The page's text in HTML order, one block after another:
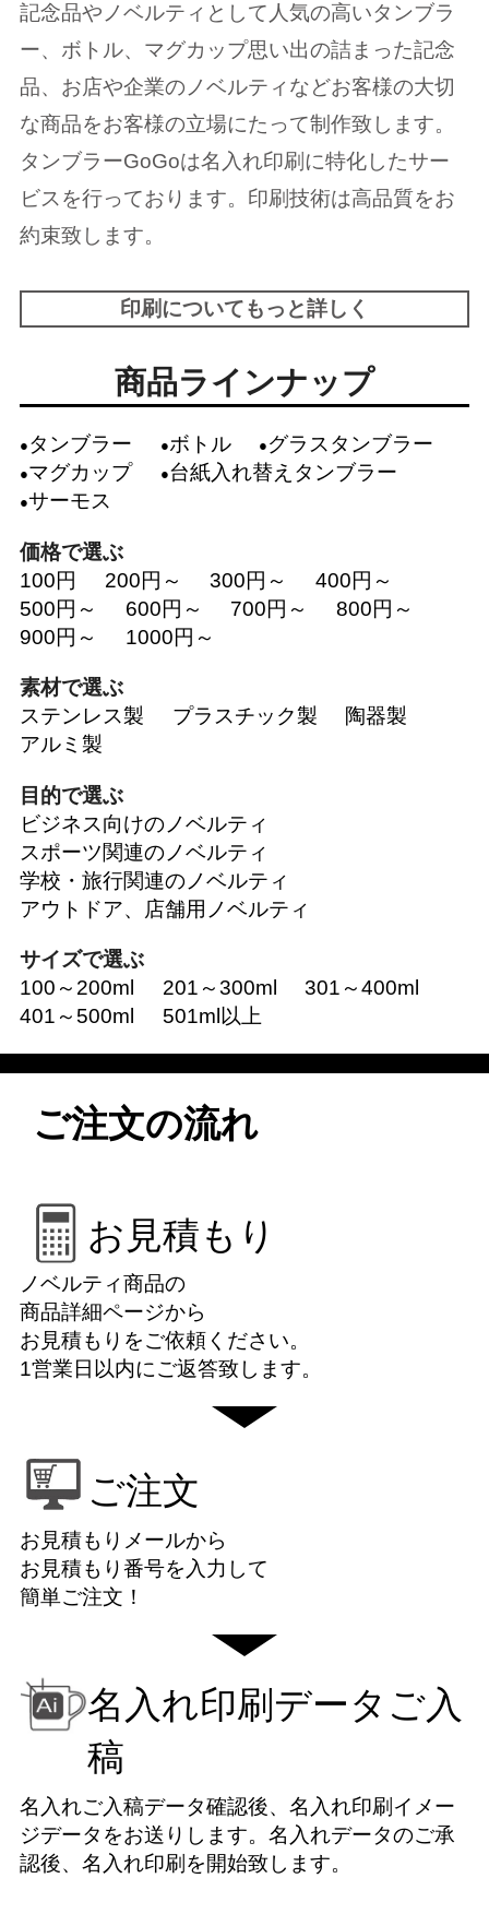
記念品やノベルティとして人気の高いタンブラ
ー、ボトル、マグカップ思い出の詰まった記念
品、お店や企業のノベルティなどお客様の大切
な商品をお客様の立場にたって制作致します。
タンブラーGoGoは名入れ印刷に特化したサー
ビスを行っております。印刷技術は高品質をお
約束致します。
印刷についてもっと詳しく
商品ラインナップ
タンブラー ボトル
グラスタンブラー
マグカップ
台紙入れ替えタンブラー
サーモス
価格で選ぶ
100円
200円～ 300円～
400円～
500円～
600円～ 700円～
800円～
900円～
1000円～
素材で選ぶ
ステンレス製
プラスチック製
陶器製
アルミ製
目的で選ぶ
ビジネス向けのノベルティ
スポーツ関連のノベルティ
学校・旅行関連のノベルティ
アウトドア、店舗用ノベルティ
サイズで選ぶ
100～200ml
201～300ml
301～400ml
401～500ml
501ml以上
ご注文の流れ
お見積もり
ノベルティ商品の
商品詳細ページから
お見積もりをご依頼ください。
1営業日以内にご返答致します。
ご注文
お見積もりメールから
お見積もり番号を入力して
簡単ご注文！
名入れ印刷データご入
稿
名入れご入稿データ確認後、名入れ印刷イメー
ジデータをお送りします。名入れデータのご承
認後、名入れ印刷を開始致します。